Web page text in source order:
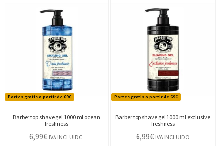
Portes gratis a partir de 69€
Barber top shave gel 1000 ml ocean
freshness
6,99€ IVA INCLUIDO
Portes gratis a partir de 69€
Barber top shave gel 1000 ml exclusive
freshness
6,99€ IVA INCLUIDO